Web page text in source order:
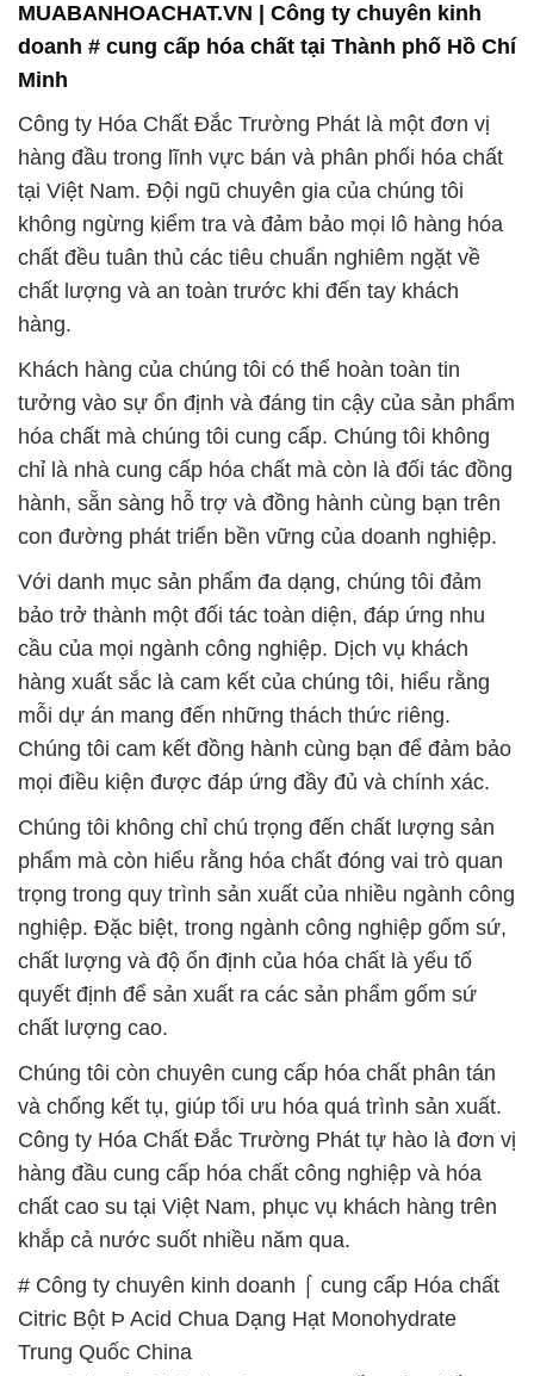
MUABANHOACHAT.VN | Công ty chuyên kinh
doanh # cung cấp hóa chất tại Thành phố Hồ Chí
Minh
Công ty Hóa Chất Đắc Trường Phát là một đơn vị
hàng đầu trong lĩnh vực bán và phân phối hóa chất
tại Việt Nam. Đội ngũ chuyên gia của chúng tôi
không ngừng kiểm tra và đảm bảo mọi lô hàng hóa
chất đều tuân thủ các tiêu chuẩn nghiêm ngặt về
chất lượng và an toàn trước khi đến tay khách
hàng.
Khách hàng của chúng tôi có thể hoàn toàn tin
tưởng vào sự ổn định và đáng tin cậy của sản phẩm
hóa chất mà chúng tôi cung cấp. Chúng tôi không
chỉ là nhà cung cấp hóa chất mà còn là đối tác đồng
hành, sẵn sàng hỗ trợ và đồng hành cùng bạn trên
con đường phát triển bền vững của doanh nghiệp.
Với danh mục sản phẩm đa dạng, chúng tôi đảm
bảo trở thành một đối tác toàn diện, đáp ứng nhu
cầu của mọi ngành công nghiệp. Dịch vụ khách
hàng xuất sắc là cam kết của chúng tôi, hiểu rằng
mỗi dự án mang đến những thách thức riêng.
Chúng tôi cam kết đồng hành cùng bạn để đảm bảo
mọi điều kiện được đáp ứng đầy đủ và chính xác.
Chúng tôi không chỉ chú trọng đến chất lượng sản
phẩm mà còn hiểu rằng hóa chất đóng vai trò quan
trọng trong quy trình sản xuất của nhiều ngành công
nghiệp. Đặc biệt, trong ngành công nghiệp gốm sứ,
chất lượng và độ ổn định của hóa chất là yếu tố
quyết định để sản xuất ra các sản phẩm gốm sứ
chất lượng cao.
Chúng tôi còn chuyên cung cấp hóa chất phân tán
và chống kết tụ, giúp tối ưu hóa quá trình sản xuất.
Công ty Hóa Chất Đắc Trường Phát tự hào là đơn vị
hàng đầu cung cấp hóa chất công nghiệp và hóa
chất cao su tại Việt Nam, phục vụ khách hàng trên
khắp cả nước suốt nhiều năm qua.
# Công ty chuyên kinh doanh ⌠ cung cấp Hóa chất
Citric Bột Þ Acid Chua Dạng Hạt Monohydrate
Trung Quốc China